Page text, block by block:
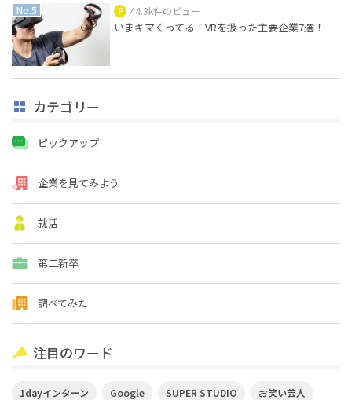
44.3k件のビュー
いまキマくってる！VRを扱った主要企業7選！
カテゴリー
ピックアップ
企業を見てみよう
就活
第二新卒
調べてみた
注目のワード
1dayインターン Google SUPER STUDIO お笑い芸人